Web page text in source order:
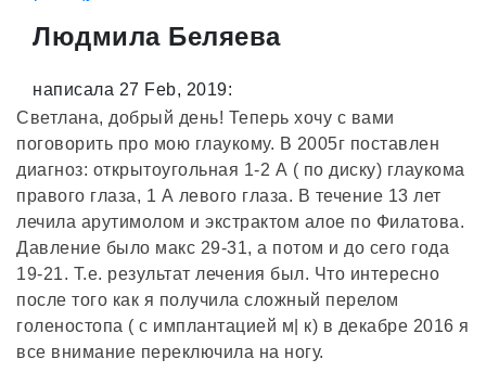
Людмила Беляева
написала 27 Feb, 2019:
Светлана, добрый день! Теперь хочу с вами
поговорить про мою глаукому. В 2005г поставлен
диагноз: открытоугольная 1-2 А ( по диску) глаукома
правого глаза, 1 А левого глаза. В течение 13 лет
лечила арутимолом и экстрактом алое по Филатова.
Давление было макс 29-31, а потом и до сего года
19-21. Т.е. результат лечения был. Что интересно
после того как я получила сложный перелом
голеностопа ( с имплантацией м| к) в декабре 2016 я
все внимание переключила на ногу.